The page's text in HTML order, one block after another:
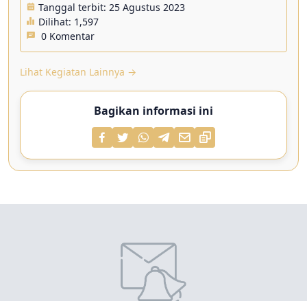
Tanggal terbit: 25 Agustus 2023
Dilihat: 1,597
0 Komentar
Lihat Kegiatan Lainnya →
Bagikan informasi ini